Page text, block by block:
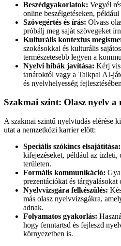
Beszédgyakorlatok: Vegyél
online beszélgetéseken,
Szövegértés és írás: Olvass
próbálj meg saját szövegeket
Kulturális kontextus
szokásokkal és kulturális
természetesebb legyen a
Nyelvi hibák javítása: Kérj
tanároktól vagy a Talkpal AI-
és nyelvhelyesség
Szakmai szint: Olasz nyelv
A szakmai szintű nyelvtudás elérése
utat a nemzetközi karrier előtt:
Speciális szókincs elsajátítása:
kifejezéseket, például az üzleti,
területen.
Formális kommunikáció:
prezentációkat és tárgyalásokat
Nyelvvizsgára felkészülés:
más olasz nyelvvizsgákra,
adnak.
Folyamatos gyakorlás:
hogy fenntartsd és fejleszd
környezetben is.